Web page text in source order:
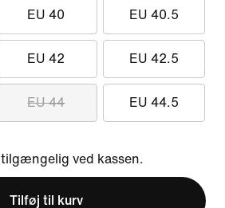
EU 40 EU 40.5
EU 42 EU 42.5
EU 44 EU 44.5
Klarna
tilgængelig ved kassen.
Tilføj til kurv